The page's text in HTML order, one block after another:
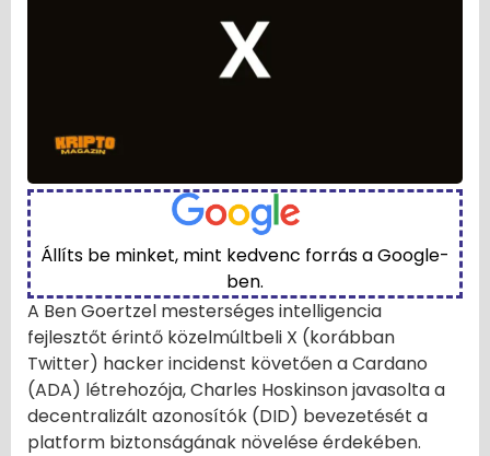
Állíts be minket, mint kedvenc forrás a Google-
ben.
A Ben Goertzel mesterséges intelligencia
fejlesztőt érintő közelmúltbeli X (korábban
Twitter) hacker incidenst követően a Cardano
(ADA) létrehozója, Charles Hoskinson javasolta a
decentralizált azonosítók (DID) bevezetését a
platform biztonságának növelése érdekében.